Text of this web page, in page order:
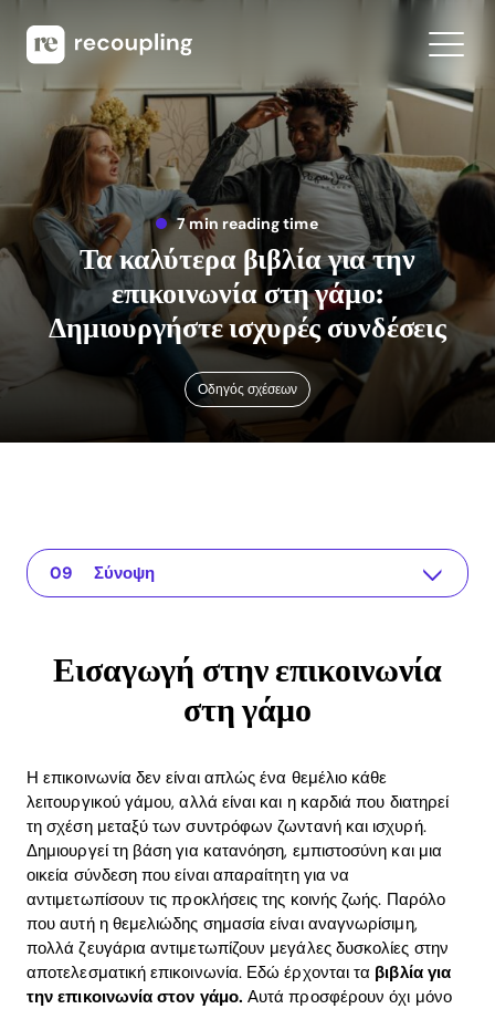
7 min reading time
Τα καλύτερα βιβλία για την
επικοινωνία στη γάμο:
Δημιουργήστε ισχυρές συνδέσεις
Οδηγός σχέσεων
Εισαγωγή στην επικοινωνία στη γάμο
The app for your relationship
Συνιστώμενα βιβλία για την επικοινωνία στη γάμο
Τεχνικές εξηγήσεις για τα εμπόδια στην επικοινωνία
Πρακτικά παραδείγματα για τη βελτίωση της επικοινωνίας
Η ROI της επικοινωνίας στη γάμο
Πώς μπορεί να βοηθήσει η εφαρμογή Recoupling
Συχνές ερωτήσεις σχετικά με τα βιβλία επικοινωνίας στη γάμο
Σύνοψη
Εισαγωγή στην επικοινωνία
στη γάμο
Η επικοινωνία δεν είναι απλώς ένα θεμέλιο κάθε
λειτουργικού γάμου, αλλά είναι και η καρδιά που διατηρεί
τη σχέση μεταξύ των συντρόφων ζωντανή και ισχυρή.
Δημιουργεί τη βάση για κατανόηση, εμπιστοσύνη και μια
οικεία σύνδεση που είναι απαραίτητη για να
αντιμετωπίσουν τις προκλήσεις της κοινής ζωής. Παρόλο
που αυτή η θεμελιώδης σημασία είναι αναγνωρίσιμη,
πολλά ζευγάρια αντιμετωπίζουν μεγάλες δυσκολίες στην
αποτελεσματική επικοινωνία. Εδώ έρχονται τα βιβλία για
την επικοινωνία στον γάμο.Αυτά προσφέρουν όχι μόνο